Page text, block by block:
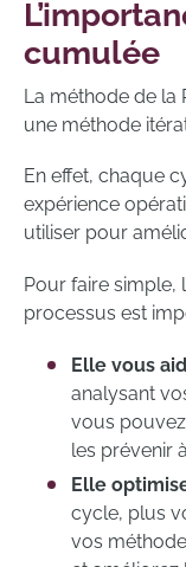
cumulée
La méthode de la
une méthode
En effet, chaque
expérience
utiliser pour
Pour faire simple,
processus est
Elle vous
analysant
vous
les prévenir à
Elle
cycle, plus
vos